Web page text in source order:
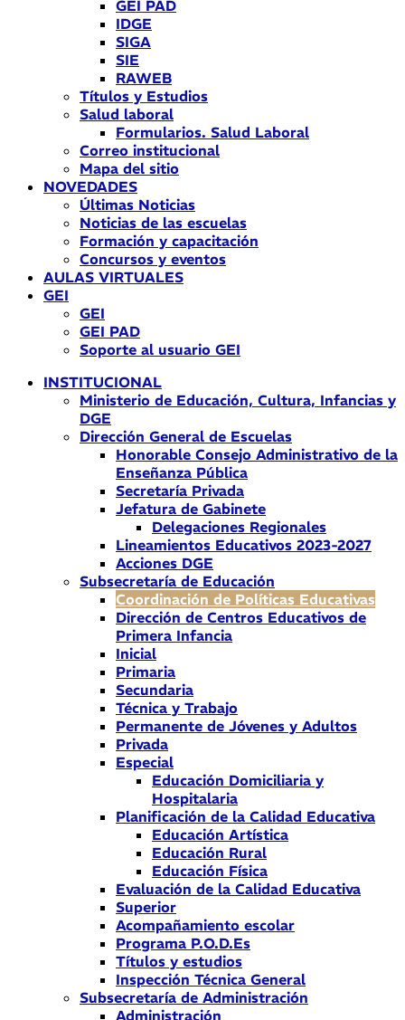
GEI PAD
IDGE
SIGA
SIE
RAWEB
Títulos y Estudios
Salud laboral
Formularios. Salud Laboral
Correo institucional
Mapa del sitio
NOVEDADES
Últimas Noticias
Noticias de las escuelas
Formación y capacitación
Concursos y eventos
AULAS VIRTUALES
GEI
GEI
GEI PAD
Soporte al usuario GEI
INSTITUCIONAL
Ministerio de Educación, Cultura, Infancias y
DGE
Dirección General de Escuelas
Honorable Consejo Administrativo de la
Enseñanza Pública
Secretaría Privada
Jefatura de Gabinete
Delegaciones Regionales
Lineamientos Educativos 2023-2027
Acciones DGE
Subsecretaría de Educación
Coordinación de Políticas Educativas
Dirección de Centros Educativos de
Primera Infancia
Inicial
Primaria
Secundaria
Técnica y Trabajo
Permanente de Jóvenes y Adultos
Privada
Especial
Educación Domiciliaria y
Hospitalaria
Planificación de la Calidad Educativa
Educación Artística
Educación Rural
Educación Física
Evaluación de la Calidad Educativa
Superior
Acompañamiento escolar
Programa P.O.D.Es
Títulos y estudios
Inspección Técnica General
Subsecretaría de Administración
Administración